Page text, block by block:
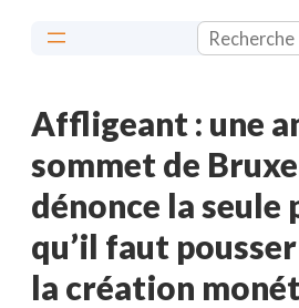
Rechercher
Affligeant : une
sommet de
dénonce la
qu’il faut
la création